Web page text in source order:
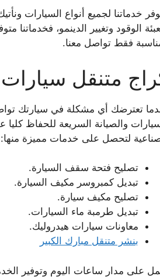
خدماتنا لجميع أنواع السيارات
فقط تواصل معنا.
متنقل سيارات
تعترضك أي مشكلة في سيارتك
والصيانة السريعة للحفاظ
لتحصل على خدمات مميزة منها:
تصليح فتحة سقف السيارة.
تبديل كمبروسر مكيف السيارة.
تصليح مكيف سيارة.
تبديل طرمبة ماء السيارات.
معاونات سيارات هيدروليك.
بنشر متنقل مبارك الكبير
على مدار ساعات اليوم وتوفير